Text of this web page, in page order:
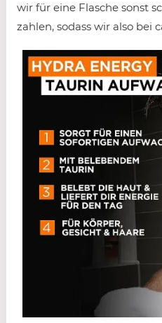
wir für eine Flasche sonst
zahlen, sodass wir also bei